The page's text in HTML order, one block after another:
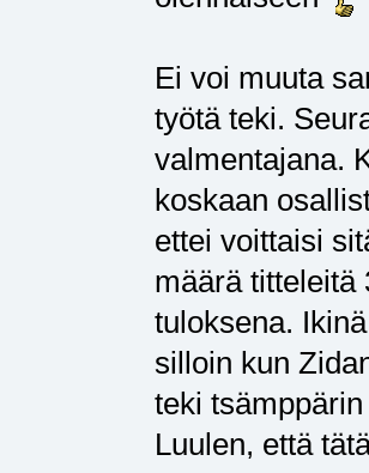
Ei voi muuta
työtä teki.
valmentajana.
koskaan
ettei voittaisi
määrä titteleitä
tuloksena.
silloin kun
teki
Luulen, että